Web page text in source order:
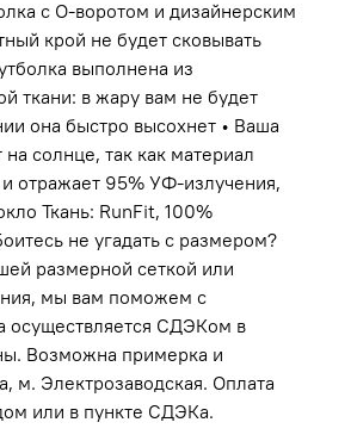
с О-воротом и дизайнерским
крой не будет сковывать
выполнена из
ткани: в жару вам не будет
она быстро высохнет • Ваша
солнце, так как материал
отражает 95% УФ-излучения,
Ткань: RunFit, 100%
не угадать с размером?
размерной сеткой или
мы вам поможем с
осуществляется СДЭКом в
Возможна примерка и
м. Электрозаводская. Оплата
или в пункте СДЭКа.